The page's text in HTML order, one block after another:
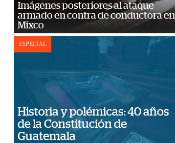
Imágenes posteriores al ataque
armado en contra de conductora en
Mixco
ESPECIAL
Historia y polémicas: 40 años
de la Constitución de
Guatemala